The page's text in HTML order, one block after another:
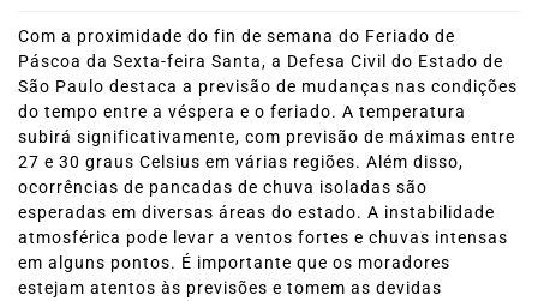
Com a proximidade do fin de semana do Feriado de
Páscoa da Sexta-feira Santa, a Defesa Civil do Estado de
São Paulo destaca a previsão de mudanças nas condições
do tempo entre a véspera e o feriado. A temperatura
subirá significativamente, com previsão de máximas entre
27 e 30 graus Celsius em várias regiões. Além disso,
ocorrências de pancadas de chuva isoladas são
esperadas em diversas áreas do estado. A instabilidade
atmosférica pode levar a ventos fortes e chuvas intensas
em alguns pontos. É importante que os moradores
estejam atentos às previsões e tomem as devidas